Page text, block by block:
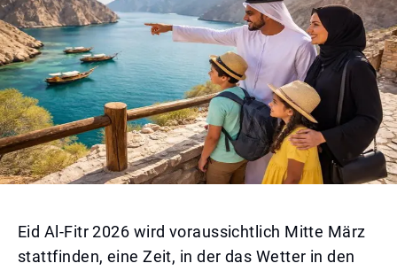
Eid Al-Fitr 2026 wird voraussichtlich Mitte März
stattfinden, eine Zeit, in der das Wetter in den